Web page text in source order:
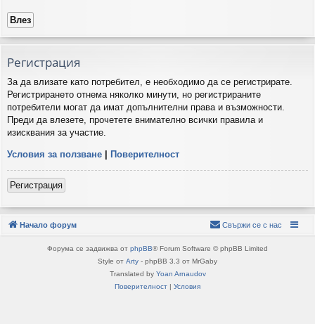
Регистрация
За да влизате като потребител, е необходимо да се регистрирате.
Регистрирането отнема няколко минути, но регистрираните
потребители могат да имат допълнителни права и възможности.
Преди да влезете, прочетете внимателно всички правила и
изисквания за участие.
Условия за ползване Поверителност
Регистрация
Начало форум Свържи се с нас
Форума се задвижва от phpBB® Forum Software © phpBB Limited
Style от Arty - phpBB 3.3 от MrGaby
Translated by Yoan Arnaudov
Поверителност
Условия